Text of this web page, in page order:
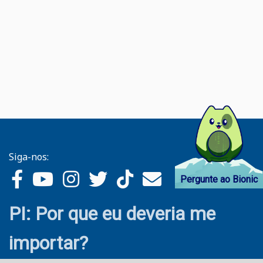
Pergunte ao Bionic
Siga-nos:
PI: Por que eu deveria me
importar?